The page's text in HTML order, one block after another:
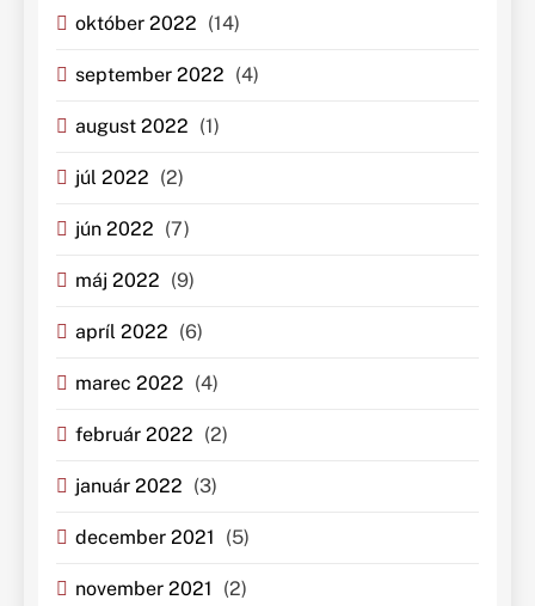
október 2022 (14)
september 2022 (4)
august 2022 (1)
júl 2022 (2)
jún 2022 (7)
máj 2022 (9)
apríl 2022 (6)
marec 2022 (4)
február 2022 (2)
január 2022 (3)
december 2021 (5)
november 2021 (2)